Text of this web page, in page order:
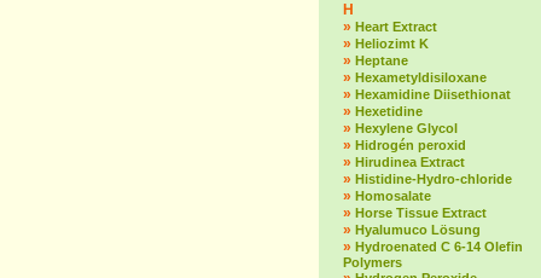
H
» Heart Extract
» Heliozimt K
» Heptane
» Hexametyldisiloxane
» Hexamidine Diisethionat
» Hexetidine
» Hexylene Glycol
» Hidrogén peroxid
» Hirudinea Extract
» Histidine-Hydro-chloride
» Homosalate
» Horse Tissue Extract
» Hyalumuco Lösung
» Hydroenated C 6-14 Olefin
Polymers